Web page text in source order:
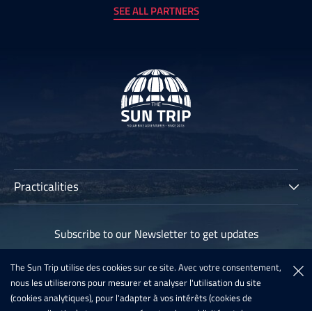
SEE ALL PARTNERS
Practicalities
Participants
Archives
Sun Trip France 2020
Subscribe to our Newsletter to get updates
Subscribe
The Sun Trip utilise des cookies sur ce site. Avec votre consentement,
nous les utiliserons pour mesurer et analyser l'utilisation du site
(cookies analytiques), pour l'adapter à vos intérêts (cookies de